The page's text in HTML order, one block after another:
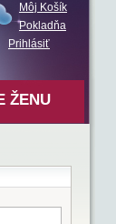
Môj Košík
Pokladňa
Prihlásiť
ŽENU